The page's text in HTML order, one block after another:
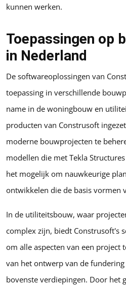
kunnen werken.
Toepassingen op
in Nederland
De softwareoplossingen van
toepassing in verschillende
name in de woningbouw en
producten van Construsoft
moderne bouwprojecten te
modellen die met Tekla
het mogelijk om nauwkeurige
ontwikkelen die de basis vormen
In de utiliteitsbouw, waar
complex zijn, biedt Construsoft's
om alle aspecten van een project
van het ontwerp van de
bovenste verdiepingen. Door het